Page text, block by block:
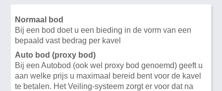
Normaal bod
Bij een bod doet u een bieding in de vorm van een
bepaald vast bedrag per kavel
Auto bod (proxy bod)
Bij een Autobod (ook wel proxy bod genoemd) geeft u
aan welke prijs u maximaal bereid bent voor de kavel
te betalen. Het Veiling-systeem zorgt er voor dat na